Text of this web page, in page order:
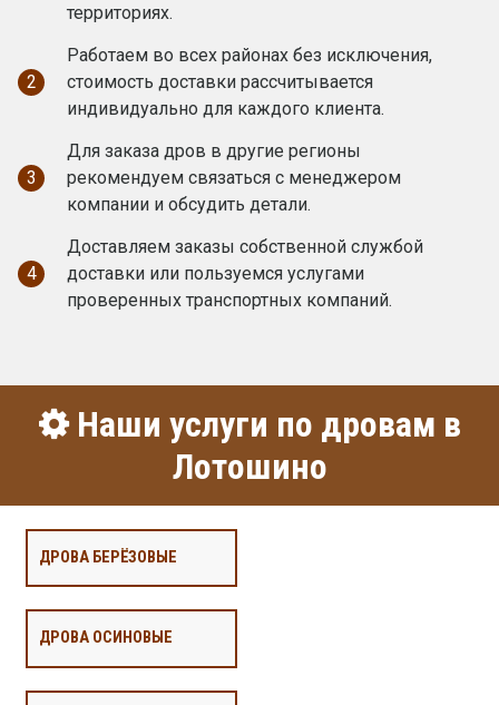
территориях.
2
Работаем во всех районах без исключения,
стоимость доставки рассчитывается
индивидуально для каждого клиента.
3
Для заказа дров в другие регионы
рекомендуем связаться с менеджером
компании и обсудить детали.
4
Доставляем заказы собственной службой
доставки или пользуемся услугами
проверенных транспортных компаний.
Наши услуги по дровам в
Лотошино
ДРОВА БЕРЁЗОВЫЕ
ДРОВА ОСИНОВЫЕ